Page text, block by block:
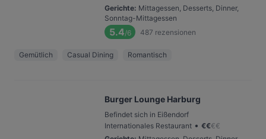
Gerichte: Mittagessen, Desserts, Dinner,
Sonntag-Mittagessen
5.4/6 487 rezensionen
Gemütlich Casual Dining Romantisch
Burger Lounge Harburg
Befindet sich in Eißendorf
Internationales Restaurant • €€€€